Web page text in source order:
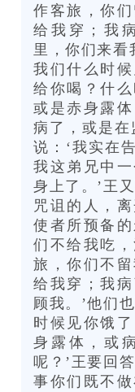
作客旅，你
给我穿；我
里，你们来看
我们什么时
给你喝？什
或是赤身露
病了，或是在
说：‘我实在
我这弟兄中
身上了。’王
咒诅的人，
使者所预备
们不给我吃
旅，你们不
给我穿；我
顾我。’他们
时候见你饿
身露体，或
呢？’王要回
事你们既不